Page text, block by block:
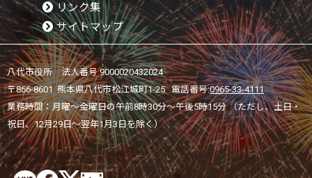
リンク集
サイトマップ
八代市役所 法人番号 9000020432024
〒866-8601 熊本県八代市松江城町1-25 電話番号:0965-33-4111
業務時間：月曜～金曜日の午前8時30分～午後5時15分 （ただし、土日・
祝日、12月29日～翌年1月3日を除く）